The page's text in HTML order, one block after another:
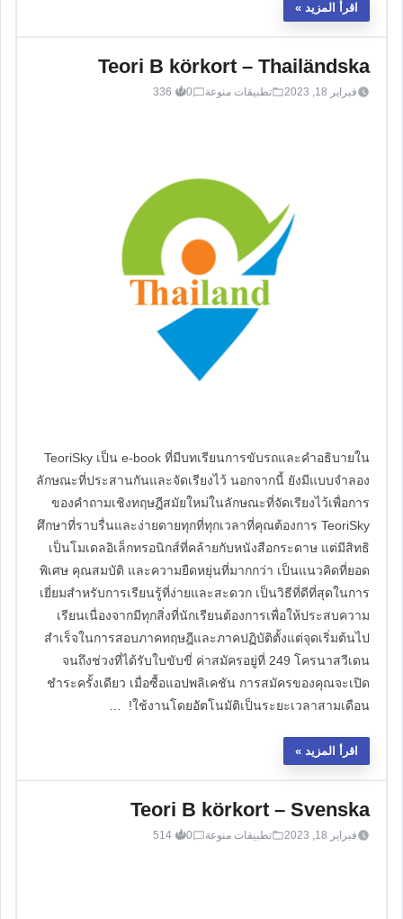
اقرأ المزيد
Teori B körkort – Thailändska
فبراير 18, 2023 تطبيقات منوعة 0
336
TeoriSky เป็น e-book ที่มีบทเรียนการขับรถและคำอธิบายใน
ลักษณะที่ประสานกันและจัดเรียงไว้ นอกจากนี้ ยังมีแบบจำลอง
ของคำถามเชิงทฤษฎีสมัยใหม่ในลักษณะที่จัดเรียงไว้เพื่อการ
ศึกษาที่ราบรื่นและง่ายดายทุกที่ทุกเวลาที่คุณต้องการ TeoriSky
เป็นโมเดลอิเล็กทรอนิกส์ที่คล้ายกับหนังสือกระดาษ แต่มีสิทธิ
พิเศษ คุณสมบัติ และความยืดหยุ่นที่มากกว่า เป็นแนวคิดที่ยอด
เยี่ยมสำหรับการเรียนรู้ที่ง่ายและสะดวก เป็นวิธีที่ดีที่สุดในการ
เรียนเนื่องจากมีทุกสิ่งที่นักเรียนต้องการเพื่อให้ประสบความ
สำเร็จในการสอบภาคทฤษฎีและภาคปฏิบัติตั้งแต่จุดเริ่มต้นไป
จนถึงช่วงที่ได้รับใบขับขี่ ค่าสมัครอยู่ที่ 249 โครนาสวีเดน
ชำระครั้งเดียว เมื่อซื้อแอปพลิเคชัน การสมัครของคุณจะเปิด
ใช้งานโดยอัตโนมัติเป็นระยะเวลาสามเดือน! …
اقرأ المزيد
Teori B körkort – Svenska
فبراير 18, 2023 تطبيقات منوعة 0
514